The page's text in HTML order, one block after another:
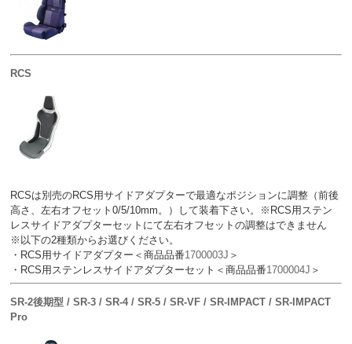
RCS
RCSは別売のRCS用サイドアダプターで最適なポジションに調整（前後
高さ、左右オフセット0/5/10mm。）して装着下さい。※RCS用ステン
レスサイドアダプターセットにて左右オフセットの調整はできません
※以下の2種類からお選びください。
・RCS用サイドアダプター＜商品品番1700003J ＞
・RCS用ステンレスサイドアダプターセット＜商品品番1700004J ＞
SR-2後期型 / SR-3 / SR-4 / SR-5 / SR-VF / SR-IMPACT / SR-IMPACT
Pro